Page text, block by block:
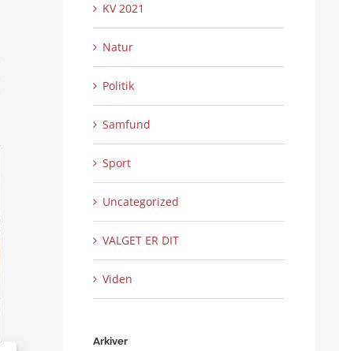
KV 2021
Natur
Politik
Samfund
Sport
Uncategorized
VALGET ER DIT
Viden
Arkiver